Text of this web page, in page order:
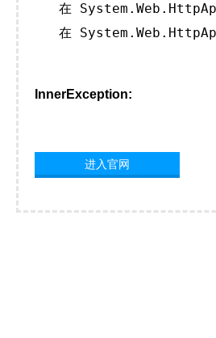
在
在
InnerException:
进入官网